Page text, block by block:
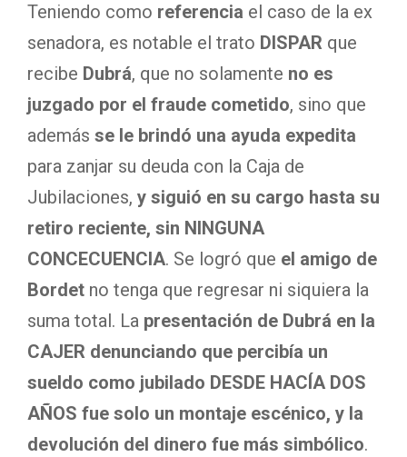
Teniendo como referencia el caso de la ex
senadora, es notable el trato DISPAR que
recibe Dubrá, que no solamente no es
juzgado por el fraude cometido, sino que
además se le brindó una ayuda expedita
para zanjar su deuda con la Caja de
Jubilaciones, y siguió en su cargo hasta su
retiro reciente, sin NINGUNA
CONCECUENCIA. Se logró que el amigo de
Bordet no tenga que regresar ni siquiera la
suma total. La presentación de Dubrá en la
CAJER denunciando que percibía un
sueldo como jubilado DESDE HACÍA DOS
AÑOS fue solo un montaje escénico, y la
devolución del dinero fue más simbólico.